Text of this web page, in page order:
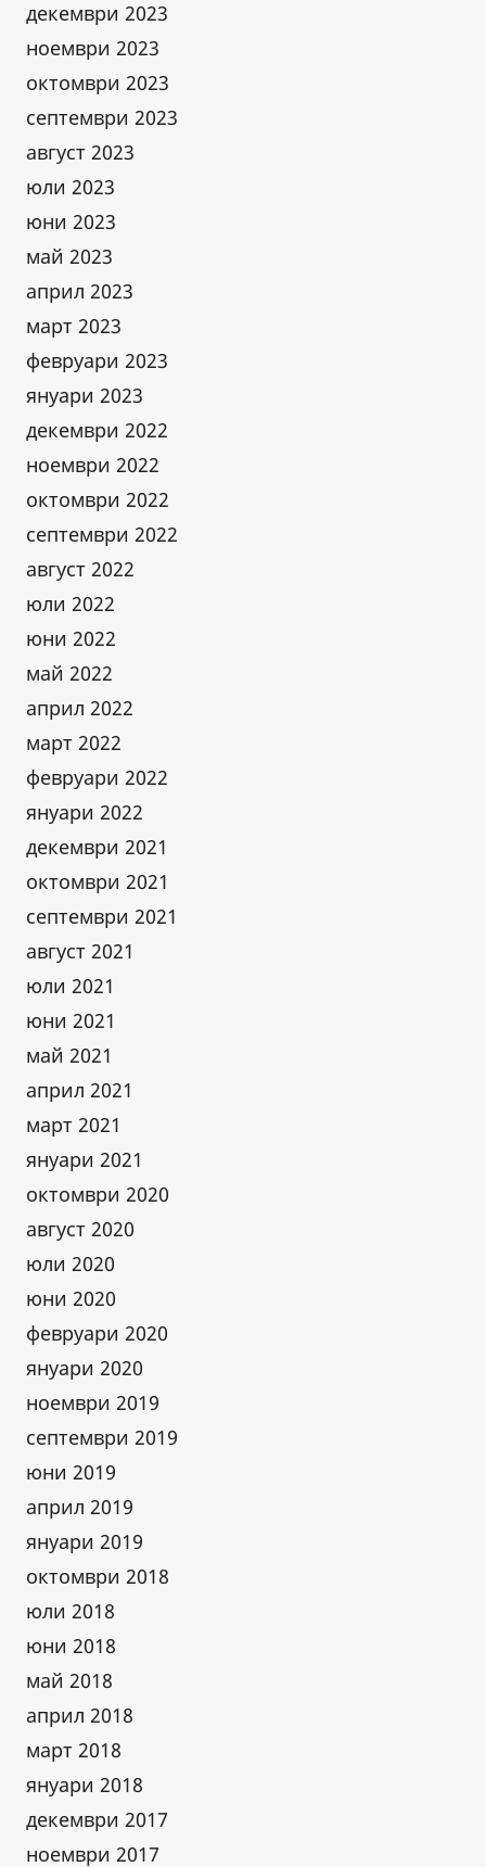
декември 2023
ноември 2023
октомври 2023
септември 2023
август 2023
юли 2023
юни 2023
май 2023
април 2023
март 2023
февруари 2023
януари 2023
декември 2022
ноември 2022
октомври 2022
септември 2022
август 2022
юли 2022
юни 2022
май 2022
април 2022
март 2022
февруари 2022
януари 2022
декември 2021
октомври 2021
септември 2021
август 2021
юли 2021
юни 2021
май 2021
април 2021
март 2021
януари 2021
октомври 2020
август 2020
юли 2020
юни 2020
февруари 2020
януари 2020
ноември 2019
септември 2019
юни 2019
април 2019
януари 2019
октомври 2018
юли 2018
юни 2018
май 2018
април 2018
март 2018
януари 2018
декември 2017
ноември 2017